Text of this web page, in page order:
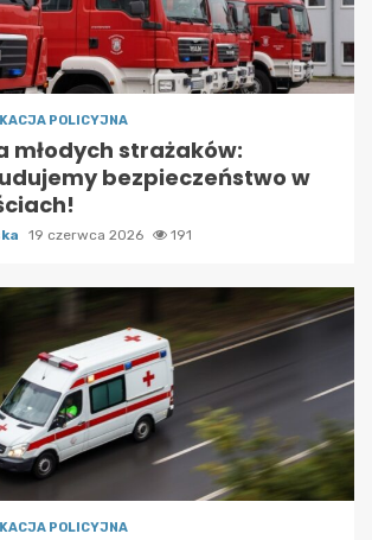
POLICYJNA
młodych strażaków:
bezpieczeństwo w
19 czerwca 2026 191
POLICYJNA